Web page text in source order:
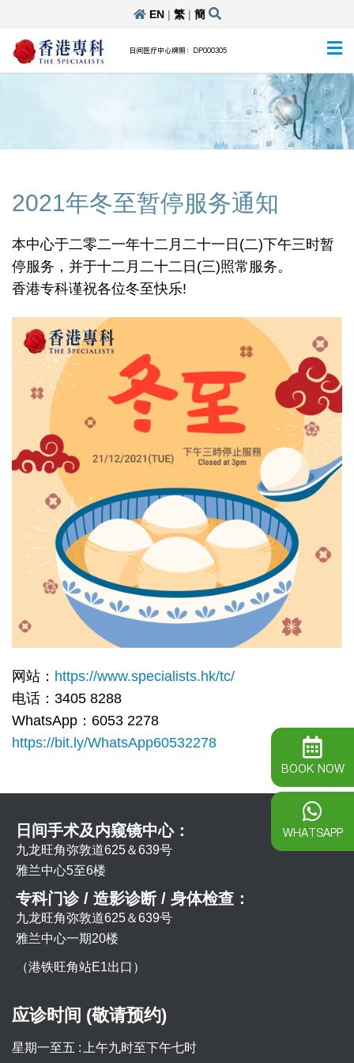
EN| 繁| 簡
日间医疗中心牌照：DP000305
2021年冬至暂停服务通知
本中心于二零二一年十二月二十一日(二)下午三时暂
停服务，并于十二月二十二日(三)照常服务。
香港专科谨祝各位冬至快乐!
网站： https://www.specialists.hk/tc/
电话：3405 8288
WhatsApp：6053 2278
https://bit.ly/WhatsApp60532278
日间手术及内窥镜中心：
九龙旺角弥敦道625＆639号
雅兰中心5至6楼
专科门诊 / 造影诊断 / 身体检查：
九龙旺角弥敦道625＆639号
雅兰中心一期20楼
（港铁旺角站E1出口）
应诊时间 (敬请预约)
星期一至五 : 上午九时至下午七时
BOOK NOW
WHATSAPP